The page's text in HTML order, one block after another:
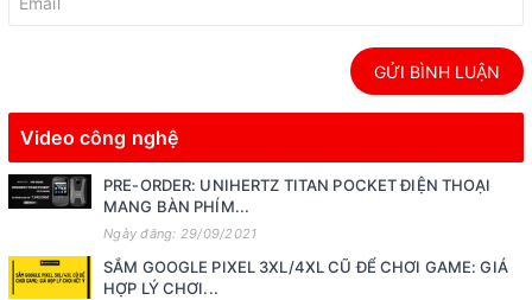
GỬI BÌNH LUẬN
Video công nghệ
PRE-ORDER: UNIHERTZ TITAN POCKET ĐIỆN THOẠI
MANG BÀN PHÍM...
Ngày đăng: 29/09/2021
SẮM GOOGLE PIXEL 3XL/4XL CŨ ĐỂ CHƠI GAME: GIÁ
HỢP LÝ CHƠI...